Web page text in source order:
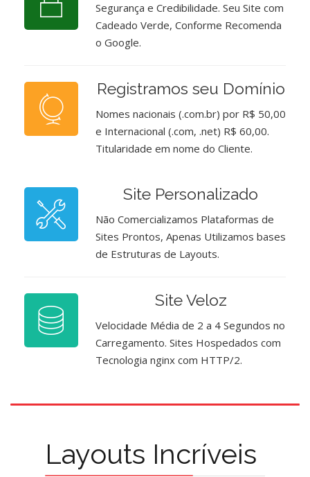
Segurança e Credibilidade. Seu Site com
Cadeado Verde, Conforme Recomenda
o Google.
Registramos seu Domínio
Nomes nacionais (.com.br) por R$ 50,00
e Internacional (.com, .net) R$ 60,00.
Titularidade em nome do Cliente.
Site Personalizado
Não Comercializamos Plataformas de
Sites Prontos, Apenas Utilizamos bases
de Estruturas de Layouts.
Site Veloz
Velocidade Média de 2 a 4 Segundos no
Carregamento. Sites Hospedados com
Tecnologia nginx com HTTP/2.
Layouts Incríveis